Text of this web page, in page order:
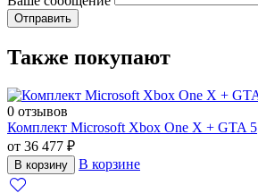
Также покупают
0 отзывов
Комплект Microsoft Xbox One X + GTA 5
от 36 477 ₽
В корзину В корзине